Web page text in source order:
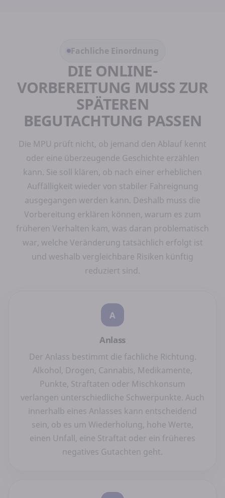
Fachliche Einordnung
DIE ONLINE-
VORBEREITUNG MUSS ZUR
SPÄTEREN
BEGUTACHTUNG PASSEN
Die MPU prüft nicht, ob jemand den Ablauf kennt
oder eine überzeugende Geschichte erzählen
kann. Sie soll klären, ob nach einer erheblichen
Auffälligkeit wieder von stabiler Fahreignung
ausgegangen werden kann. Deshalb muss die
Vorbereitung erklären können, warum es zum
früheren Verhalten kam, was daran problematisch
war, welche Veränderung tatsächlich erfolgt ist
und weshalb vergleichbare Risiken künftig
reduziert sind.
A
Anlass
Der Anlass bestimmt die fachliche Richtung.
Alkohol, Drogen, Cannabis, Medikamente,
Punkte, Straftaten oder Mischkonsum
verlangen unterschiedliche Schwerpunkte. Auch
innerhalb eines Anlasses kann entscheidend
sein, ob es um Wiederholung, hohe Werte,
einen Unfall, eine Straftat oder ein früheres
negatives Gutachten geht.